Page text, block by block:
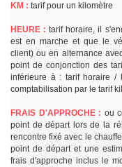
KM : tarif pour un kilomètre
HEURE : tarif horaire, il
est en marche et que le
client) ou en alternance
point de conjonction des
inférieure à : tarif horaire /
comptabilisation par le tarif
FRAIS D'APPROCHE : ou
point de départ lors de la
rencontre fixé avec le
point de départ et une
frais d'approche inclus le